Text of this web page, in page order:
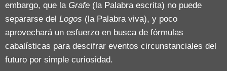
embargo, que la Grafe (la Palabra escrita) no puede
separarse del Logos (la Palabra viva), y poco
aprovechará un esfuerzo en busca de fórmulas
cabalísticas para descifrar eventos circunstanciales del
futuro por simple curiosidad.